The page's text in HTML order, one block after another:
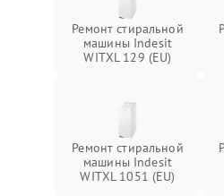
Ремонт стиральной
машины Indesit
WITXL 129 (EU)
Ремонт стиральной
машины Indesit
WITXL 1051 (EU)